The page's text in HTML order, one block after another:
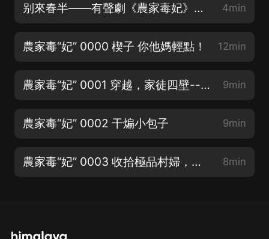
别來春半——有聲劇《農家毒妃》主題曲PV 演唱：楊進 作詞：曉寒 作曲：星樂坊 4min
農家毒“妃” 0000 楔子 你他媽輕點！ 12min
農家毒“妃” 0001 穿越，家徒四壁--第一卷 9min
農家毒“妃” 0002 干煸小包子 9min
農家毒“妃” 0003 收拾極品村婦，教育小包子（上） 8min